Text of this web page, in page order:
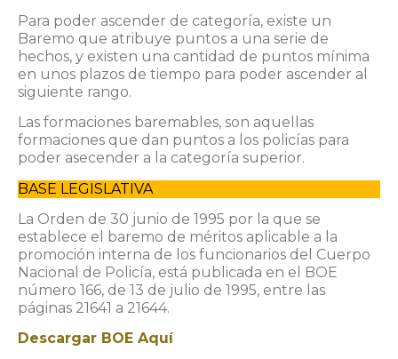
Para poder ascender de categoría, existe un
Baremo que atribuye puntos a una serie de
hechos, y existen una cantidad de puntos mínima
en unos plazos de tiempo para poder ascender al
siguiente rango.
Las formaciones baremables, son aquellas
formaciones que dan puntos a los policías para
poder asecender a la categoría superior.
BASE LEGISLATIVA
La Orden de 30 junio de 1995 por la que se
establece el baremo de méritos aplicable a la
promoción interna de los funcionarios del Cuerpo
Nacional de Policía, está publicada en el BOE
número 166, de 13 de julio de 1995, entre las
páginas 21641 a 21644.
Descargar BOE Aquí